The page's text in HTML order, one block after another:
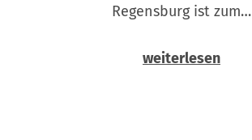
Regensburg ist zum…
weiterlesen